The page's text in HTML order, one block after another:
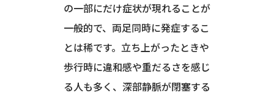
の一部にだけ症状が現れることが
一般的で、両足同時に発症するこ
とは稀です。立ち上がったときや
歩行時に違和感や重だるさを感じ
る人も多く、深部静脈が閉塞する